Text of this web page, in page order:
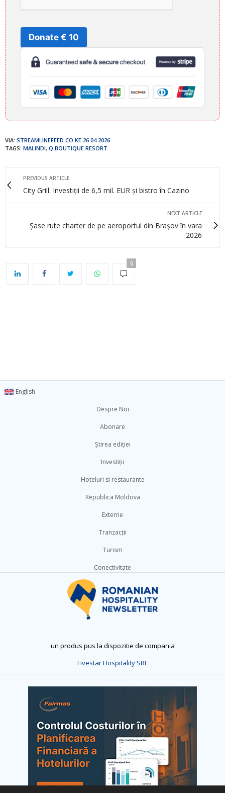
Donate € 10
VIA: STREAMLINEFEED.CO.KE 26.04.2026
TAGS: MALINDI, Q BOUTIQUE RESORT
PREVIOUS ARTICLE
City Grill: Investiții de 6,5 mil. EUR și bistro în Cazino
NEXT ARTICLE
Șase rute charter de pe aeroportul din Brașov în vara
2026
0
English
Despre Noi
Abonare
Știrea ediției
Investiții
Hoteluri si restaurante
Republica Moldova
Externe
Tranzacții
Turism
Conectivitate
un produs pus la dispozitie de compania
Fivestar Hospitality SRL